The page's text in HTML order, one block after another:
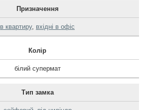
Призначення
в квартиру, вхідні в офіс
Колір
білий супермат
Тип замка